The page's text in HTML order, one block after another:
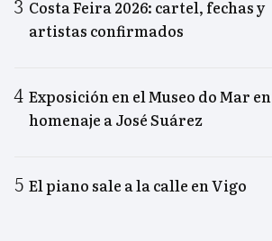
Costa Feira 2026: cartel, fechas y
artistas confirmados
Exposición en el Museo do Mar en
homenaje a José Suárez
El piano sale a la calle en Vigo